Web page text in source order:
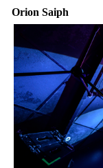
Orion Saiph